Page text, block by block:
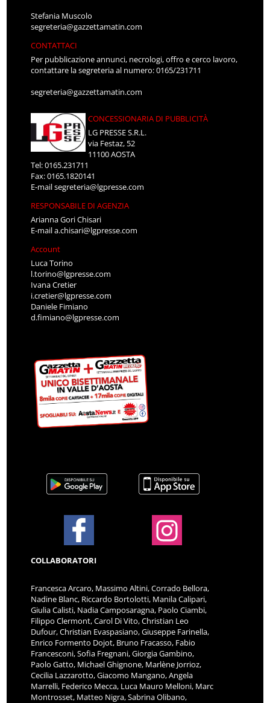
Stefania Muscolo
segreteria@gazzettamatin.com
CONTATTACI
Per pubblicazione annunci, necrologi, offro e cerco lavoro,
contattare la segreteria al numero: 0165/231711
segreteria@gazzettamatin.com
CONCESSIONARIA DI PUBBLICITÀ
LG PRESSE S.R.L.
via Festaz, 52
11100 AOSTA
Tel: 0165.231711
Fax: 0165.1820141
E-mailsegreteria@lgpresse.com
RESPONSABILE DI AGENZIA
Arianna Gori Chisari
E-maila.chisari@lgpresse.com
Account
Luca Torino
l.torino@lgpresse.com
Ivana Cretier
i.cretier@lgpresse.com
Daniele Fimiano
d.fimiano@lgpresse.com
COLLABORATORI
Francesca Arcaro, Massimo Altini, Corrado Bellora,
Nadine Blanc, Riccardo Bortolotti, Manila Calipari,
Giulia Calisti, Nadia Camposaragna, Paolo Ciambi,
Filippo Clermont, Carol Di Vito, Christian Leo
Dufour, Christian Evaspasiano, Giuseppe Farinella,
Enrico Formento Dojot, Bruno Fracasso, Fabio
Francesconi, Sofia Fregnani, Giorgia Gambino,
Paolo Gatto, Michael Ghignone, Marlène Jorrioz,
Cecilia Lazzarotto, Giacomo Mangano, Angela
Marrelli, Federico Mecca, Luca Mauro Melloni, Marc
Montrosset, Matteo Nigra, Sabrina Olibano,